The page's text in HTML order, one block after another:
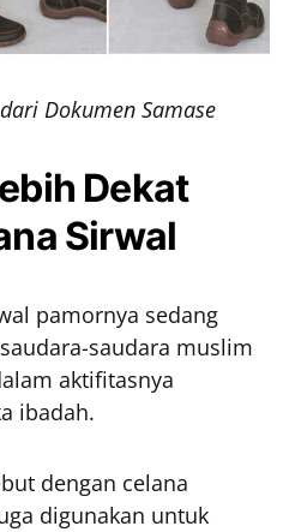
Dokumen Samase
Dekat
Sirwal
pamornya sedang
saudara muslim
aktifitasnya
ibadah.
dengan celana
digunakan untuk